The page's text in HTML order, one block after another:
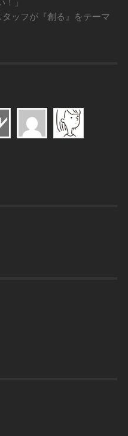
タッフが『創る』をテーマ